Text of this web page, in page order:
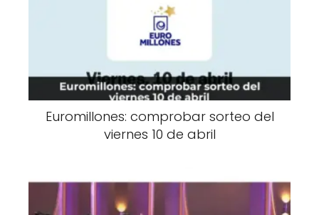
Euromillones: comprobar sorteo del
viernes 10 de abril